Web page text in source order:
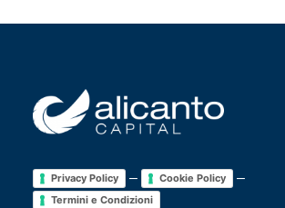
Privacy Policy – Cookie Policy –
Termini e Condizioni